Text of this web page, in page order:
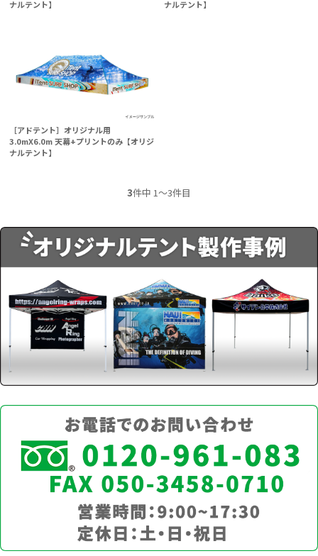
ナルテント】
ナルテント】
［アドテント］オリジナル用
3.0mX6.0m 天幕+プリントのみ【オリジ
ナルテント】
3件中 1〜3件目